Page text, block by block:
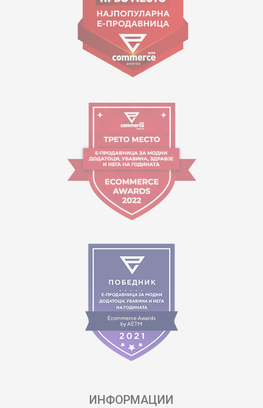
Работно време:
09:00 до 17:00
ИНФОРМАЦИИ